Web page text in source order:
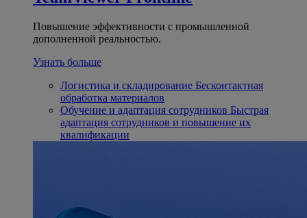
Повышение эффективности с промышленной
дополненной реальностью.
Узнать больше
Логистика и складирование Бесконтактная
обработка материалов
Обучение и адаптация сотрудников Быстрая
адаптация сотрудников и повышение их
квалификации